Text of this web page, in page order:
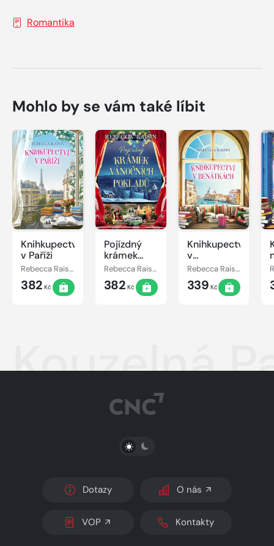
Romantika
Mohlo by se vám také líbit
Knihkupectví
v Paříži
Rebecca Raisin
382 Kč
Pojízdný
krámek
vánočních
pokladů
Rebecca Raisin
382 Kč
Knihkupectví
v
BenátkáchRebecca Raisin
339 Kč
Kouzelná
PŘEPNOUT SVĚTLÝ/TMAVÝ REŽIM
Dotazy O nás
VOP Kontakty